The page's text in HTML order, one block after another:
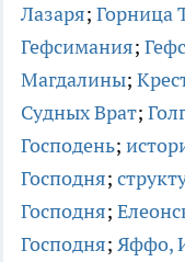
Лазаря; Горница
Гефсимания;
Магдалины;
Судных Врат;
Господень;
Господня;
Господня;
Господня; Яффо,